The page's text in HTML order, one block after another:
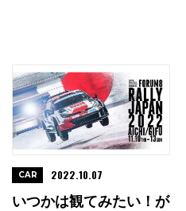
いつかは観てみたい！が
CAR 2022.10.07